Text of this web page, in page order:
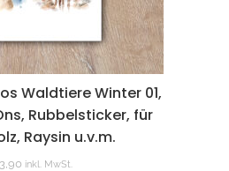
Waldtiere Winter 01,
Rubbelsticker, für
Raysin u.v.m.
inkl. MwSt.